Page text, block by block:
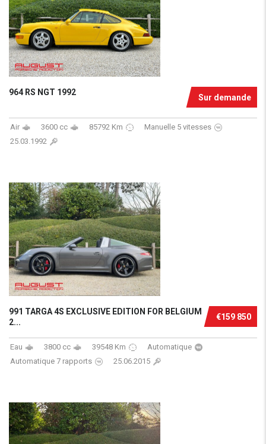
Sur demande
964 RS NGT 1992
Air 3600 cc 85792 Km
Manuelle 5 vitesses
25.03.1992
€159 850
991 TARGA 4S EXCLUSIVE EDITION FOR BELGIUM
2...
Eau 3800 cc 39548 Km
Automatique
Automatique 7 rapports
25.06.2015